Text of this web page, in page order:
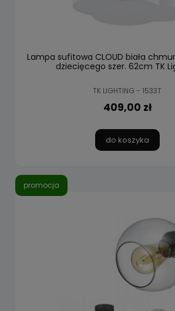
Lampa sufitowa CLOUD biała
dziecięcego szer. 62cm TK
TK LIGHTING - 1533T
409,00 zł
do koszyka
promocja